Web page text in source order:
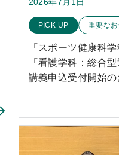
このお知らせのカテ
PICK UP 重要な
「スポーツ健康科
「看護学科：総合
講義申込受付開始